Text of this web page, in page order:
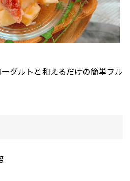
グルトと和えるだけの簡単フル